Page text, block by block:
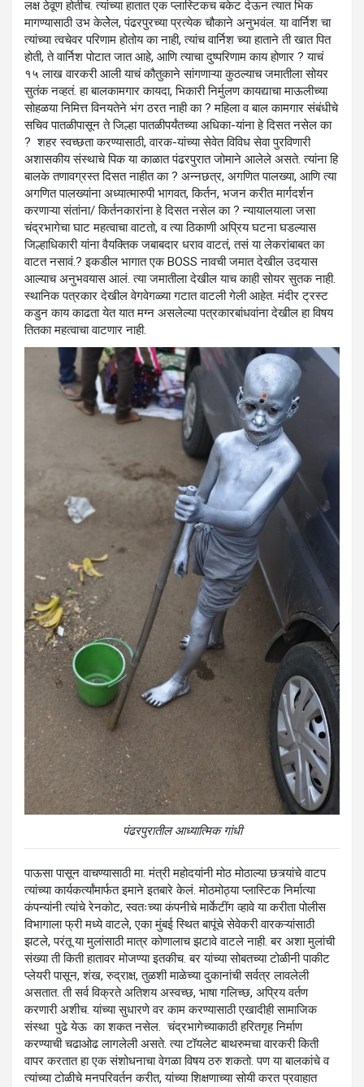
लक्ष ठेवूण होतीच. त्यांच्या हातात एक प्लास्टिकच बकेट देऊन त्यात भिक
मागण्यासाठी उभ केलेेल, पंढरपुरच्या प्रत्येक चौकाने अनुभवंल. या वार्निश चा
त्यांच्या त्वचेवर परिणाम होतोय का नाही, त्यांच वार्निश च्या हाताने ती खात पित
होती, ते वार्निश पोटात जात आहे, आणि त्याचा दुष्परिणाम काय होणार ? याचं
१५ लाख वारकरी आली याचं कौतुकाने सांगणाऱ्या कुठल्याच जमातीला सोयर
सुतंक नव्हतं. हा बालकामगार कायदा, भिकारी निर्मुलण कायद्याचा माऊलीच्या
सोहळया निमित्त विनयतेने भंग ठरत नाही का ? महिला व बाल कामगार संबंधीचे
सचिव पातळीपासून ते जिल्हा पातळीपर्यंतच्या अधिका-यांना हे दिसत नसेल का
? शहर स्वच्छता करण्यासाठी, वारक-यांच्या सेवेत विविध सेवा पुरविणारी
अशासकीय संस्थाचे पिक या काळात पंढरपुरात जोमाने आलेले असते. त्यांना हि
बालके तणावग्रस्त दिसत नाहीत का ? अन्नछत्र, अगणित पालख्या, आणि त्या
अगणित पालख्यांना अध्यात्मारुपी भागवत, किर्तन, भजन करीत मार्गदर्शन
करणाऱ्या संतांना/ किर्तनकारांना हे दिसत नसेल का ? न्यायालयाला जसा
चंद्रभागेचा घाट महत्वाचा वाटतो, व त्या ठिकाणी अप्रिय घटना घडल्यास
जिल्हाधिकारी यांना वैयक्तिक जबाबदार धराव वाटतं, तसं या लेकरांबाबत का
वाटत नसावं.? इकडील भागात एक BOSS नावची जमात देखील उदयास
आल्याच अनुभवयास आलं. त्या जमातीला देखील याच काही सोयर सुतक नाही.
स्थानिक पत्रकार देखील वेगवेगळ्या गटात वाटली गेली आहेत. मंदीर ट्रस्ट
कडुन काय काढता येत यात मग्न असलेल्या पत्रकारबांधवांना देखील हा विषय
तितका महत्वाचा वाटणार नाही.
पंढरपुरातील आध्यात्मिक गांधी
पाऊसा पासून वाचण्यासाठी मा. मंत्री महोदयांनी मोठ मोठाल्या छत्र्यांचे वाटप
त्यांच्या कार्यकर्त्यांमार्फत इमाने इतबारे केलं. मोठमोठ्या प्लास्टिक निर्मात्या
कंपन्यांनी त्यांचे रेनकोट, स्वतःच्या कंपनीचे मार्केटींग व्हावे या करीता पोलीस
विभागाला फ्री मध्ये वाटले, एका मुंबई स्थित बापूंचे सेवेकरी वारकऱ्यांसाठी
झटले, परंतू या मुलांसाठी मात्र कोणालाच झटावे वाटले नाही. बर अशा मुलांची
संख्या ती किती हातावर मोजण्या इतकीच. बर यांच्या सोबतच्या टोळीनी पाकीट
प्लेयरी पासून, शंख, रुद्राक्ष, तुळशी माळेच्या दुकानांची सर्वत्र लावलेली
असतात. ती सर्व विक्रते अतिशय अस्वच्छ, भाषा गलिच्छ, अप्रिय वर्तण
करणारी अशीच. यांच्या सुधारणे वर काम करण्यासाठी एखादीही सामाजिक
संस्था पुढे येऊ का शकत नसेल. चंद्रभागेच्याकाठी हरितगृह निर्माण
करण्याची चढाओढ लागलेली असते. त्या टॉयलेट बाथरुमचा वारकरी किती
वापर करतात हा एक संशोधनाचा वेगळा विषय ठरु शकतो. पण या बालकांचे व
त्यांच्या टोळीचे मनपरिवर्तन करीत, यांच्या शिक्षणाच्या सोयी करत प्रवाहात